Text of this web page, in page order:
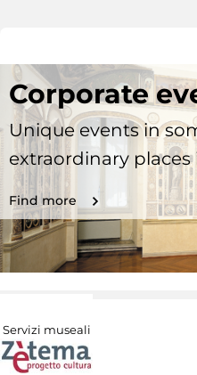
Corporate
Unique events in
extraordinary
Find more
Servizi museali